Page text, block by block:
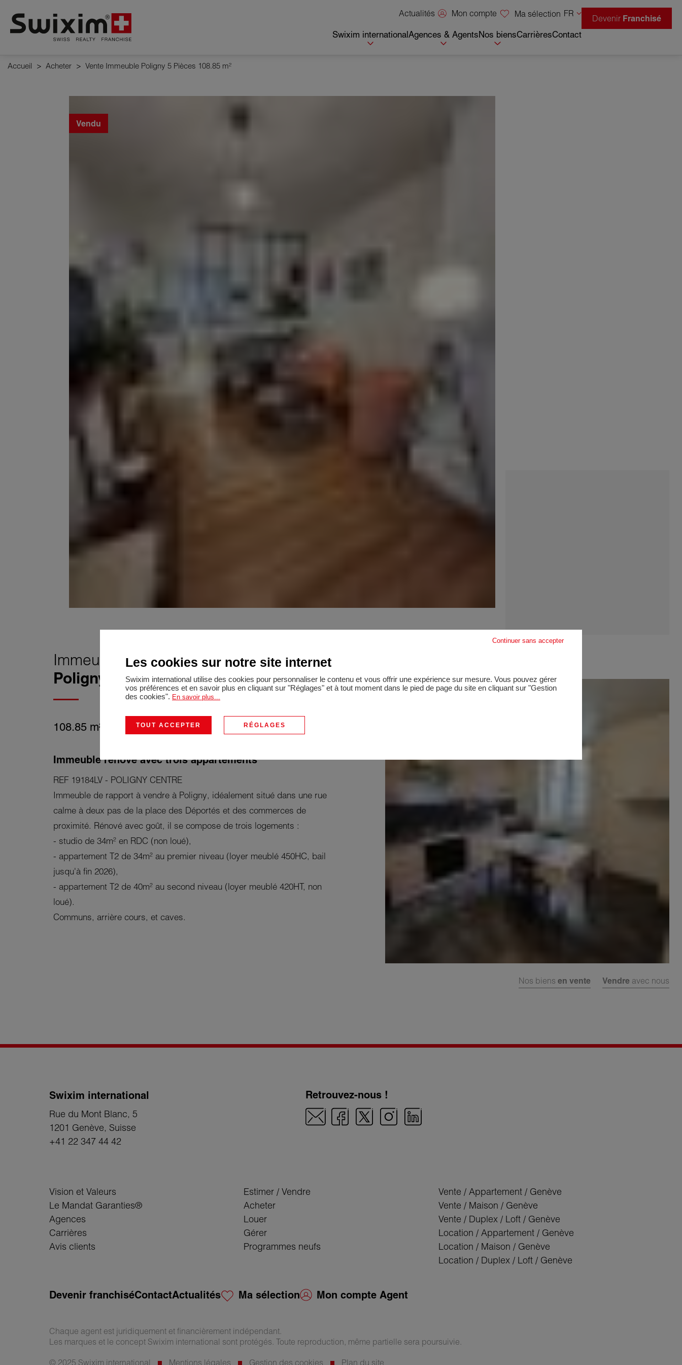
Actualités Mon compte Ma sélection FR
Swixim internationalAgences & AgentsNos biensCarrièresContact
Devenir Franchisé
Accueil > Acheter > Vente Immeuble Poligny 5 Pièces 108.85 m²
Vendu
Immeuble
Poligny
108.85 m² 5 Pièces 1 chambre
Immeuble rénové avec trois appartements
REF 19184LV - POLIGNY CENTRE
Immeuble de rapport à vendre à Poligny, idéalement situé dans une rue
calme à deux pas de la place des Déportés et des commerces de
proximité. Rénové avec goût, il se compose de trois logements :
- studio de 34m² en RDC (non loué),
- appartement T2 de 34m² au premier niveau (loyer meublé 450HC, bail
jusqu'à fin 2026),
- appartement T2 de 40m² au second niveau (loyer meublé 420HT, non
loué).
Communs, arrière cours, et caves.
Nos biens en vente Vendre avec nous
Swixim international
Rue du Mont Blanc, 5
1201 Genève, Suisse
+41 22 347 44 42
Retrouvez-nous !
Vision et Valeurs
Le Mandat Garanties®
Agences
Carrières
Avis clients
Estimer / Vendre
Acheter
Louer
Gérer
Programmes neufs
Vente / Appartement / Genève
Vente / Maison / Genève
Vente / Duplex / Loft / Genève
Location / Appartement / Genève
Location / Maison / Genève
Location / Duplex / Loft / Genève
Devenir franchiséContactActualités Ma sélection Mon compte Agent
Chaque agent est juridiquement et financièrement indépendant.
Les marques et le concept Swixim international sont protégés. Toute reproduction, même partielle sera poursuivie.
© 2025 Swixim international Mentions légales Gestion des cookies Plan du site
Continuer sans accepter
Les cookies sur notre site internet
Swixim international utilise des cookies pour personnaliser le contenu et vous offrir une expérience sur mesure. Vous pouvez gérer
vos préférences et en savoir plus en cliquant sur "Réglages" et à tout moment dans le pied de page du site en cliquant sur "Gestion
des cookies". En savoir plus...
TOUT ACCEPTER RÉGLAGES